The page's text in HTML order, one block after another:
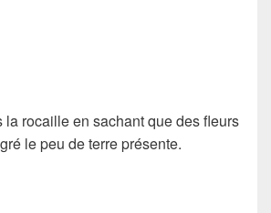
la rocaille en sachant que des fleurs
le peu de terre présente.